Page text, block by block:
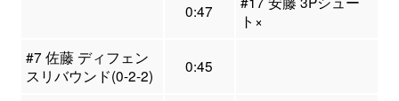
0:47
ト×
#7 佐藤 ディフェン
スリバウンド(0-2-2)
0:45